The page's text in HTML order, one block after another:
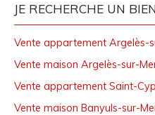
JE RECHERCHE UN
Vente appartement Argelès-
Vente maison Argelès-sur-
Vente appartement Saint-
Vente maison Banyuls-sur-